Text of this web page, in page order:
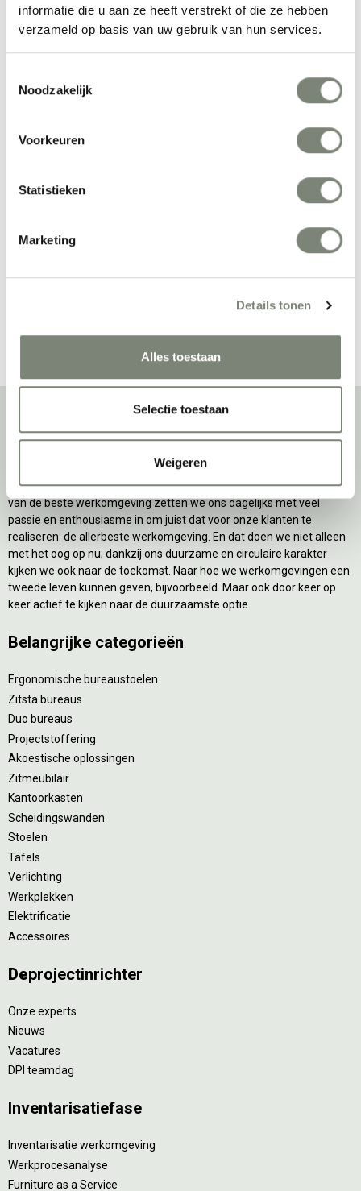
informatie die u aan ze heeft verstrekt of die ze hebben
verzameld op basis van uw gebruik van hun services.
Noodzakelijk
Voorkeuren
Statistieken
Marketing
Details tonen
Alles toestaan
Selectie toestaan
Weigeren
Meer producten van Muuto
Muuto Reflect
Muuto Linear Wood
Bekijk alles van Muuto
Als grootste onafhankelijke projectinrichter én expert op het gebied
van de beste werkomgeving zetten we ons dagelijks met veel
passie en enthousiasme in om juist dat voor onze klanten te
realiseren: de allerbeste werkomgeving. En dat doen we niet alleen
met het oog op nu; dankzij ons duurzame en circulaire karakter
kijken we ook naar de toekomst. Naar hoe we werkomgevingen een
tweede leven kunnen geven, bijvoorbeeld. Maar ook door keer op
keer actief te kijken naar de duurzaamste optie.
Belangrijke categorieën
Ergonomische bureaustoelen
Zitsta bureaus
Duo bureaus
Projectstoffering
Akoestische oplossingen
Zitmeubilair
Kantoorkasten
Scheidingswanden
Stoelen
Tafels
Verlichting
Werkplekken
Elektrificatie
Accessoires
Deprojectinrichter
Onze experts
Nieuws
Vacatures
DPI teamdag
Inventarisatiefase
Inventarisatie werkomgeving
Werkprocesanalyse
Furniture as a Service